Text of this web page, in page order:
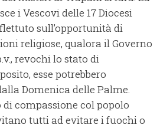
i Vescovi delle 17 Diocesi
sull’opportunità di
religiose, qualora il Governo
revochi lo stato di
esse potrebbero
Domenica delle Palme.
compassione col popolo
tutti ad evitare i fuochi o